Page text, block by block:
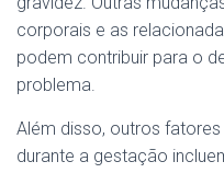
corporais e as
podem contribuir para o
problema.
Além disso, outros
durante a gestação